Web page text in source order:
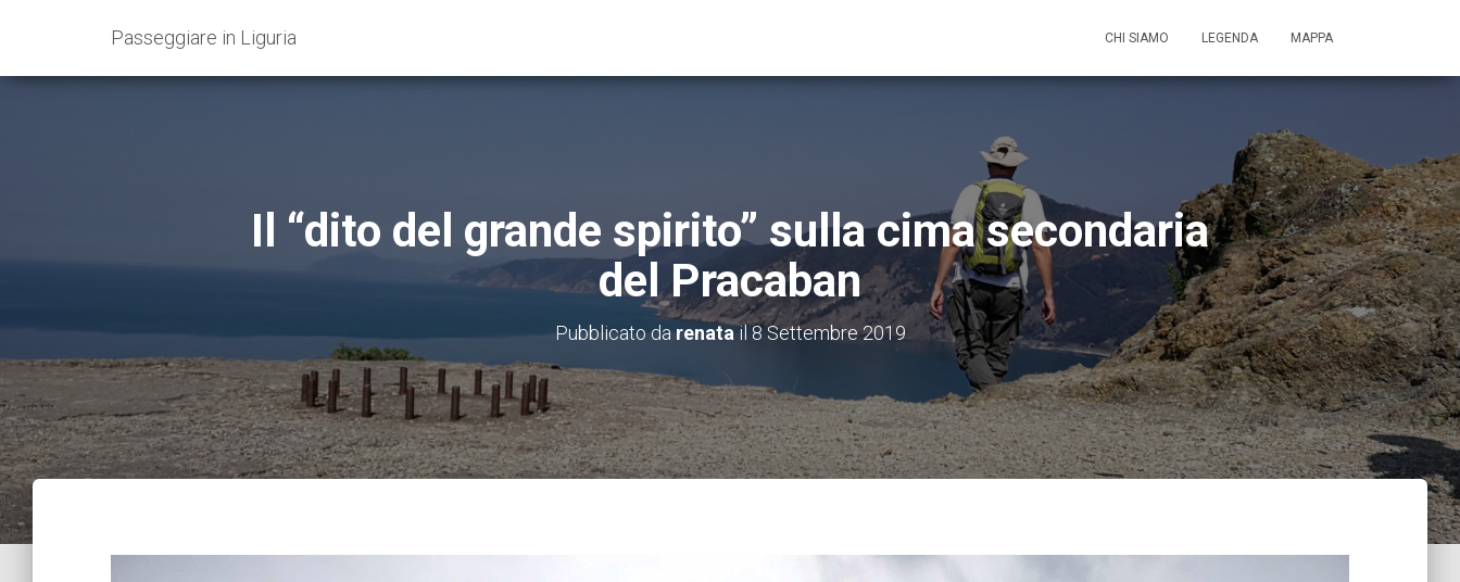
Passeggiare in Liguria CHI SIAMO LEGENDA MAPPA
Il “dito del grande spirito” sulla cima secondaria
del Pracaban
Pubblicato da renatail8 Settembre 2019